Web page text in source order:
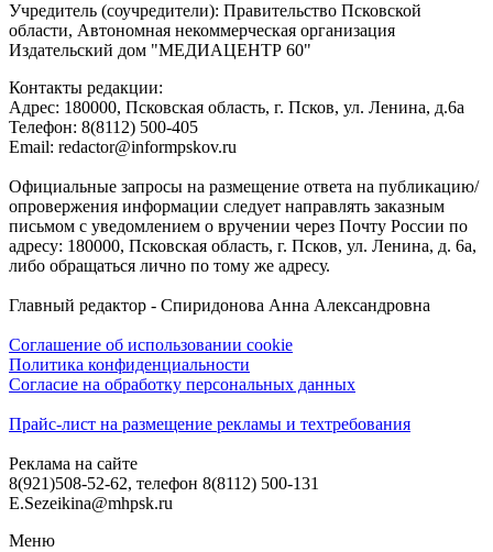
Учредитель (соучредители): Правительство Псковской
области, Автономная некоммерческая организация
Издательский дом "МЕДИАЦЕНТР 60"
Контакты редакции:
Адреc: 180000, Псковская область, г. Псков, ул. Ленина, д.6а
Телефон: 8(8112) 500-405
Email: redactor@informpskov.ru
Официальные запросы на размещение ответа на публикацию/
опровержения информации следует направлять заказным
письмом с уведомлением о вручении через Почту России по
адресу: 180000, Псковская область, г. Псков, ул. Ленина, д. 6а,
либо обращаться лично по тому же адресу.
Главный редактор - Спиридонова Анна Александровна
Соглашение об использовании cookie
Политика конфиденциальности
Согласие на обработку персональных данных
Прайс-лист на размещение рекламы и техтребования
Реклама на сайте
8(921)508-52-62, телефон 8(8112) 500-131
E.Sezeikina@mhpsk.ru
Меню